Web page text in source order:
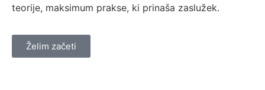
teorije, maksimum prakse, ki prinaša zaslužek.
Želim začeti